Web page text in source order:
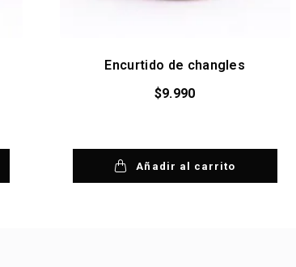
Encurtido de changles
$9.990
Añadir al carrito